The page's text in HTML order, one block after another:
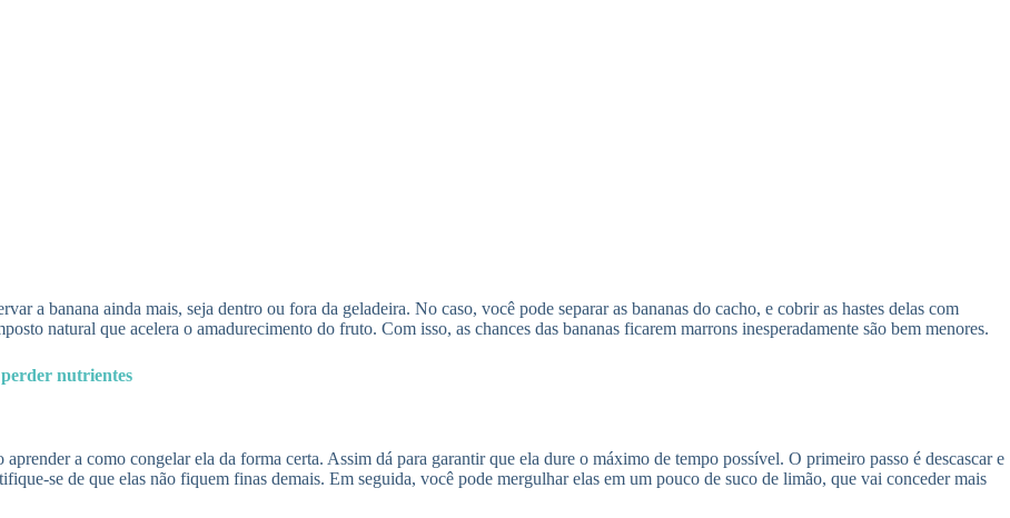
a banana ainda mais, seja dentro ou fora da geladeira. No caso, você pode separar as bananas do cacho, e cobrir as hastes delas com
natural que acelera o amadurecimento do fruto. Com isso, as chances das bananas ficarem marrons inesperadamente são bem menores.
perder nutrientes
a como congelar ela da forma certa. Assim dá para garantir que ela dure o máximo de tempo possível. O primeiro passo é descascar e
se de que elas não fiquem finas demais. Em seguida, você pode mergulhar elas em um pouco de suco de limão, que vai conceder mais